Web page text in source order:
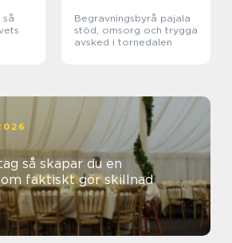
Begravningsbyrå pajala
stöd, omsorg och trygga
avsked i tornedalen
en
faktiskt gör skillnad